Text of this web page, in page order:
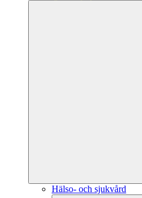
Hälso- och sjukvård